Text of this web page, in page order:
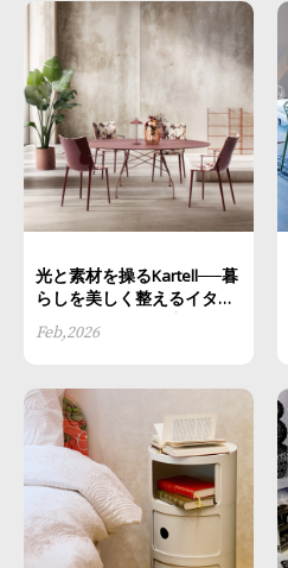
光と素材を操るKartell──暮
らしを美しく整えるイタリ
アンデザインの秘密
Feb,2026